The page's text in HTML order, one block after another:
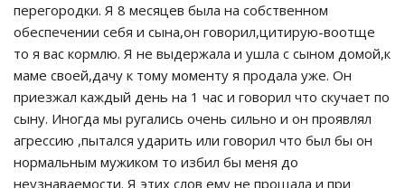
перегородки. Я 8 месяцев была на собственном
обеспечении себя и сына,он говорил,цитирую-воотще
то я вас кормлю. Я не выдержала и ушла с сыном домой,к
маме своей,дачу к тому моменту я продала уже. Он
приезжал каждый день на 1 час и говорил что скучает по
сыну. Иногда мы ругались очень сильно и он проявлял
агрессию ,пытался ударить или говорил что был бы он
нормальным мужиком то избил бы меня до
неузнаваемости. Я этих слов ему не прощала и при